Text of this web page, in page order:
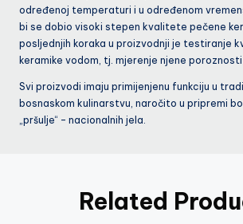
određenoj temperaturi i u određenom
bi se dobio visoki stepen kvalitete pečene
posljednjih koraka u proizvodnji je testiranje
keramike vodom, tj. mjerenje njene
Svi proizvodi imaju primijenjenu funkciju u
bosnaskom kulinarstvu, naročito u pripremi
„pršulje“ – nacionalnih jela.
Related